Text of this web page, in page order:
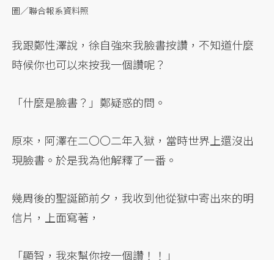
圖／聯合報系資料照
我跟鄭性澤說，徐自強來我臉書按讚，不知道什麼
時候你也可以來按我一個讚呢？
「什麼是臉書？」鄭疑惑的問。
原來，阿澤在二〇〇二年入獄，當時世界上還沒出
現臉書。於是我為他解釋了一番。
幾周後的聖誕節前夕，我收到他從獄中寄出來的明
信片，上面寫著，
「顯智，我來幫你按一個讚！！」